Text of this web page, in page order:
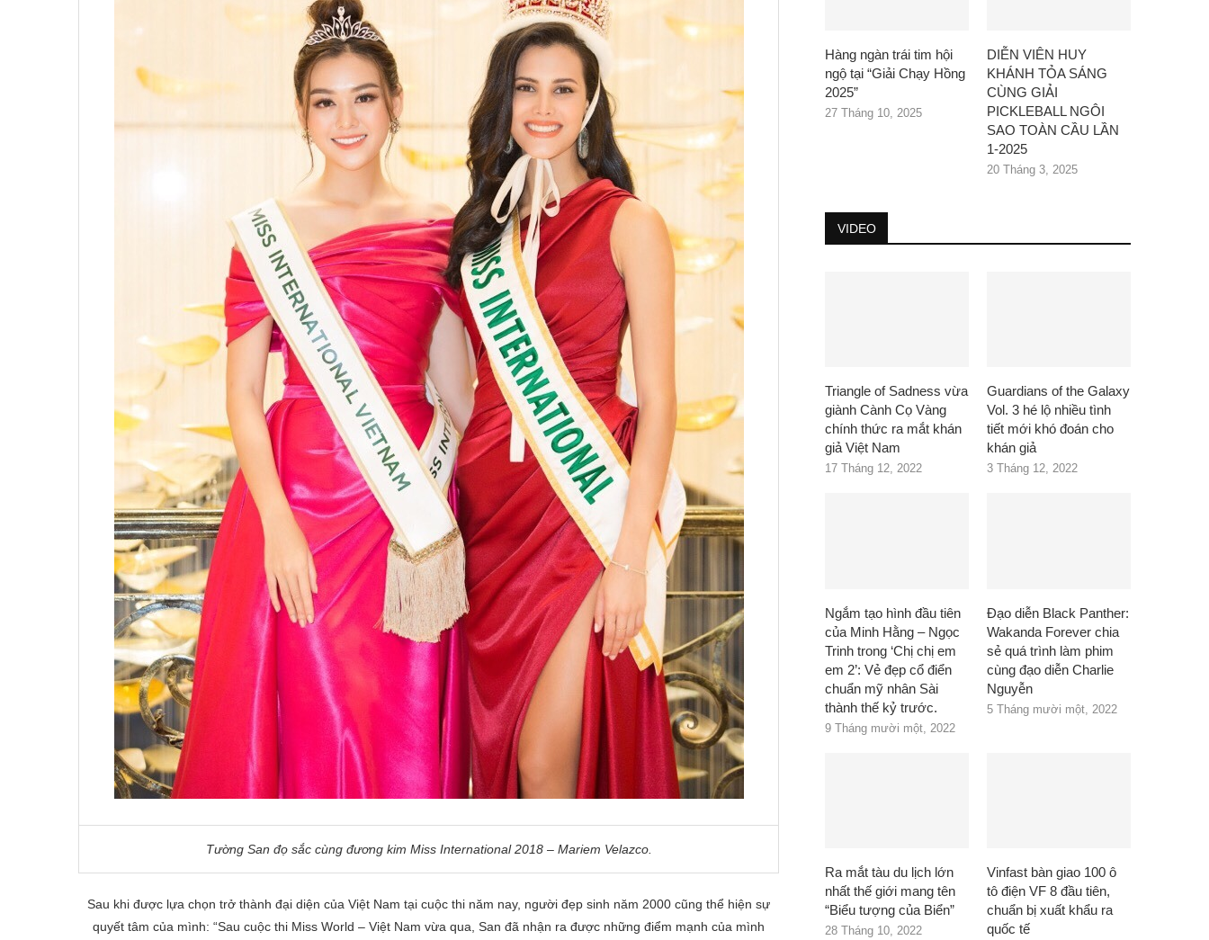
Tường San đọ sắc cùng đương kim Miss International 2018 – Mariem Velazco.
Sau khi được lựa chọn trở thành đại diện của Việt Nam tại cuộc thi năm nay, người đẹp sinh năm 2000 cũng thể hiện sự
quyết tâm của mình: “Sau cuộc thi Miss World – Việt Nam vừa qua, San đã nhận ra được những điểm mạnh của mình
Hàng ngàn trái tim hội
ngộ tại “Giải Chạy Hồng
2025”
27 Tháng 10, 2025
DIỄN VIÊN HUY
KHÁNH TỎA SÁNG
CÙNG GIẢI
PICKLEBALL NGÔI
SAO TOÀN CẦU LẦN
1-2025
20 Tháng 3, 2025
VIDEO
Triangle of Sadness vừa
giành Cành Cọ Vàng
chính thức ra mắt khán
giả Việt Nam
17 Tháng 12, 2022
Guardians of the Galaxy
Vol. 3 hé lộ nhiều tình
tiết mới khó đoán cho
khán giả
3 Tháng 12, 2022
Ngắm tạo hình đầu tiên
của Minh Hằng – Ngọc
Trinh trong ‘Chị chị em
em 2’: Vẻ đẹp cổ điển
chuẩn mỹ nhân Sài
thành thế kỷ trước.
9 Tháng mười một, 2022
Đạo diễn Black Panther:
Wakanda Forever chia
sẻ quá trình làm phim
cùng đạo diễn Charlie
Nguyễn
5 Tháng mười một, 2022
Ra mắt tàu du lịch lớn
nhất thế giới mang tên
“Biểu tượng của Biển”
28 Tháng 10, 2022
Vinfast bàn giao 100 ô
tô điện VF 8 đầu tiên,
chuẩn bị xuất khẩu ra
quốc tế